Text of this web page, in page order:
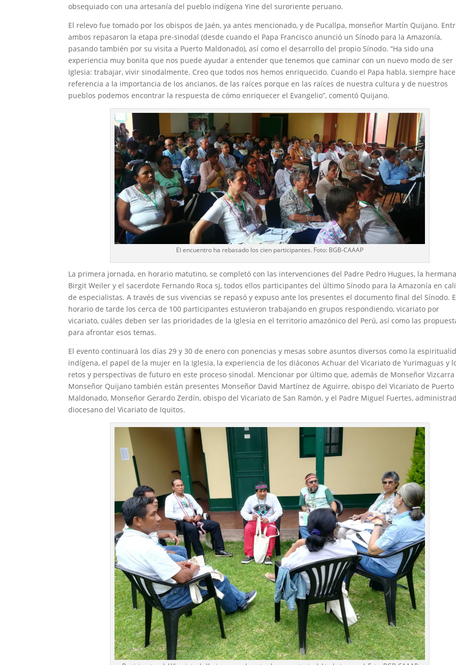
obsequiado con una artesanía del pueblo indígena Yine del suroriente peruano.
El relevo fue tomado por los obispos de Jaén, ya antes mencionado, y de Pucallpa, monseñor Martín Quijano.
ambos repasaron la etapa pre-sinodal (desde cuando el Papa Francisco anunció un Sínodo para la Amazonía,
pasando también por su visita a Puerto Maldonado), así como el desarrollo del propio Sínodo. “Ha sido una
experiencia muy bonita que nos puede ayudar a entender que tenemos que caminar con un nuevo modo de ser
Iglesia: trabajar, vivir sinodalmente. Creo que todos nos hemos enriquecido. Cuando el Papa habla, siempre hace
referencia a la importancia de los ancianos, de las raíces porque en las raíces de nuestra cultura y de nuestros
pueblos podemos encontrar la respuesta de cómo enriquecer el Evangelio”, comentó Quijano.
El encuentro ha rebasado los cien participantes. Foto: BGB-CAAAP
La primera jornada, en horario matutino, se completó con las intervenciones del Padre Pedro Hugues, la
Birgit Weiler y el sacerdote Fernando Roca sj, todos ellos participantes del último Sínodo para la Amazonía en
de especialistas. A través de sus vivencias se repasó y expuso ante los presentes el documento final del Sínodo.
horario de tarde los cerca de 100 participantes estuvieron trabajando en grupos respondiendo, vicariato por
vicariato, cuáles deben ser las prioridades de la Iglesia en el territorio amazónico del Perú, así como las
para afrontar esos temas.
El evento continuará los días 29 y 30 de enero con ponencias y mesas sobre asuntos diversos como la
indígena, el papel de la mujer en la Iglesia, la experiencia de los diáconos Achuar del Vicariato de Yurimaguas y
retos y perspectivas de futuro en este proceso sinodal. Mencionar por último que, además de Monseñor Vizcarra
Monseñor Quijano también están presentes Monseñor David Martínez de Aguirre, obispo del Vicariato de Puerto
Maldonado, Monseñor Gerardo Zerdín, obispo del Vicariato de San Ramón, y el Padre Miguel Fuertes,
diocesano del Vicariato de Iquitos.